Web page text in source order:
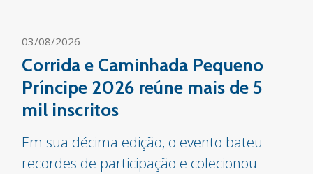
03/08/2026
Corrida e Caminhada Pequeno
Príncipe 2026 reúne mais de 5
mil inscritos
Em sua décima edição, o evento bateu
recordes de participação e colecionou